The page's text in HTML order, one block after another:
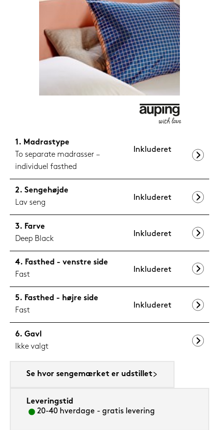
Madrastype
To separate madrasser –
individuel fasthed
Inkluderet
Sengehøjde
Lav seng
Inkluderet
Farve
Deep Black
Inkluderet
Fasthed - venstre side
Fast
Inkluderet
Fasthed - højre side
Fast
Inkluderet
Gavl
Ikke valgt
Se hvor sengemærket er udstillet
Leveringstid
20-40 hverdage - gratis levering